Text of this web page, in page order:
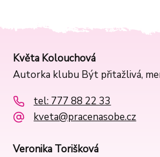
Květa Kolouchová
Autorka klubu Být přitažlivá,
tel: 777 88 22 33
kveta@pracenasobe.cz
Veronika Torišková